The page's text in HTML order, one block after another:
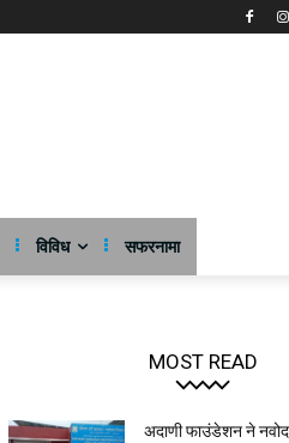
विविध सफरनामा
MOST READ
अदाणी फाउंडेशन ने